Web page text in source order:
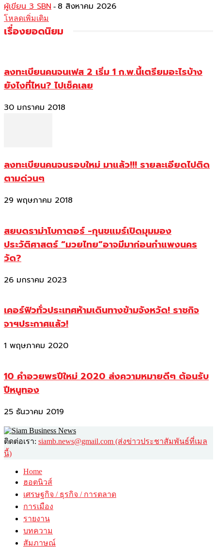
ผู้เขียน 3 SBN - 8 สิงหาคม 2026
โหลดเพิ่มเติม
เรื่องยอดนิยม
ลงทะเบียนคนจนเฟส 2 เริ่ม 1 ก.พ.นี้เตรียมอะไรบ้าง
ยังไงที่ไหน? ไปเช็คเลย
30 มกราคม 2018
ลงทะเบียนคนจนรอบใหม่ มาแล้ว!!! รายละเอียดไปติด
ตามด่วนๆ
29 พฤษภาคม 2018
สยบดราม่าโบกาตอร์ -กุนขแมร์เปิดมุมมอง
ประวัติศาสตร์ “มวยไทย”อาจมีมาก่อนกำแพงนคร
วัด?
26 มกราคม 2023
เคอร์ฟิวทั่วประเทศห้ามเดินทางข้ามจังหวัด! ราชกิจ
จาฯประกาศแล้ว!
1 พฤษภาคม 2020
10 คำอวยพรปีใหม่ 2020 ส่งความหมายดีๆ ต้อนรับ
ปีหนูทอง
25 ธันวาคม 2019
ติดต่อเรา: siamb.news@gmail.com (ส่งข่าวประชาสัมพันธ์ที่เมล
นี้)
Home
ฮอตนิวส์
เศรษฐกิจ / ธุรกิจ / การตลาด
การเมือง
รายงาน
บทความ
สัมภาษณ์